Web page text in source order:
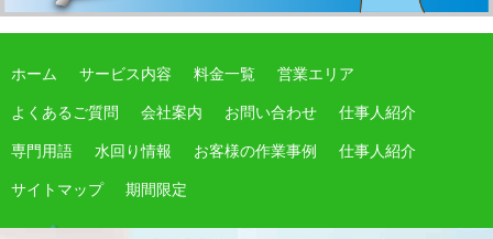
ホーム サービス内容 料金一覧 営業エリア
よくあるご質問 会社案内 お問い合わせ 仕事人紹介
専門用語 水回り情報 お客様の作業事例 仕事人紹介
サイトマップ 期間限定